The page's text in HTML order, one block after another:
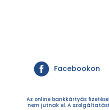
Facebookon
Az online bankkártyás
nem jutnak el. A